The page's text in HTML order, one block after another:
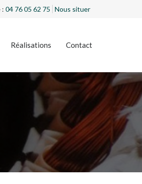
: 04 76 05 62 75 Nous situer
Réalisations Contact